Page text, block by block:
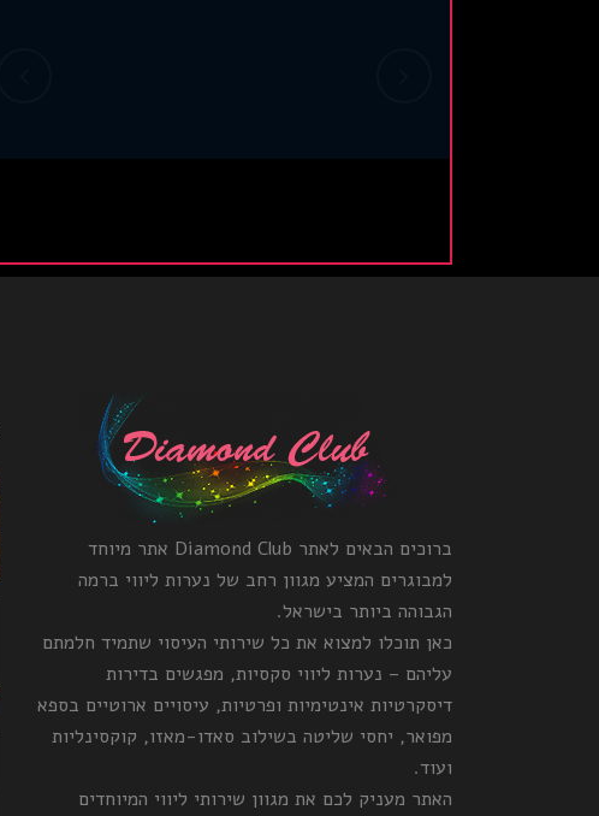
ברוכים הבאים לאתר Diamond Club אתר מיוחד
למבוגרים המציע מגוון רחב של נערות ליווי ברמה
הגבוהה ביותר בישראל.
כאן תוכלו למצוא את כל שירותי העיסוי שתמיד חלמתם
עליהם – נערות ליווי סקסיות, מפגשים בדירות
דיסקרטיות אינטימיות ופרטיות, עיסויים ארוטיים בספא
מפואר, יחסי שליטה בשילוב סאדו-מאזו, קוקסינליות
ועוד.
האתר מעניק לכם את מגוון שירותי ליווי המיוחדים